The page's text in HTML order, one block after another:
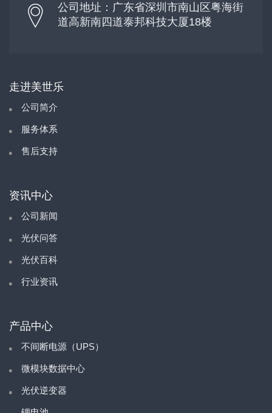
公司地址：广东省深圳市南山区粤海街
道高新南四道泰邦科技大厦18楼
走进美世乐
公司简介
服务体系
售后支持
资讯中心
公司新闻
光伏问答
光伏百科
行业资讯
产品中心
不间断电源（UPS）
微模块数据中心
光伏逆变器